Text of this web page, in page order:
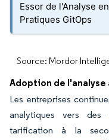
Essor de l'Analyse
Pratiques GitOps
Source: Mordor
Adoption de l'analyse
Les entreprises
analytiques vers des
tarification à la